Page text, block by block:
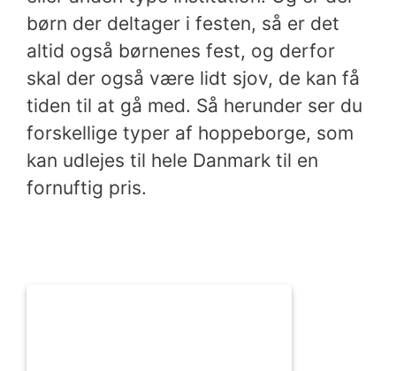
børn der deltager i festen, så er det
altid også børnenes fest, og derfor
skal der også være lidt sjov, de kan få
tiden til at gå med. Så herunder ser du
forskellige typer af hoppeborge, som
kan udlejes til hele Danmark til en
fornuftig pris.